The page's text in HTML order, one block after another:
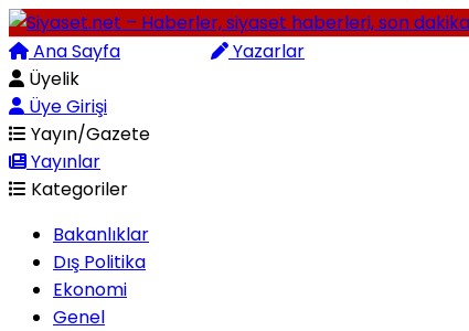
Ana Sayfa
Yazarlar
Üyelik
Üye Girişi
Yayın/Gazete
Yayınlar
Kategoriler
Bakanlıklar
Dış Politika
Ekonomi
Genel